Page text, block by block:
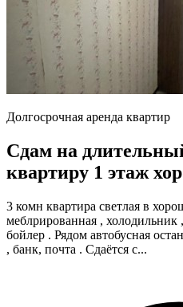
Долгосрочная аренда квартир
Сдам на
квартиру 1 этаж
3 комн квартира светлая в
меблрированная ,
бойлер . Рядом автобусная
, банк, почта . Сдаётся с...